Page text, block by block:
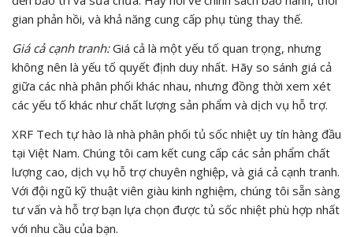
gian phản hồi, và khả năng cung cấp phụ tùng thay thế.
Giá cả cạnh tranh:Giá cả là một yếu tố quan trọng, nhưng
không nên là yếu tố quyết định duy nhất. Hãy so sánh giá cả
giữa các nhà phân phối khác nhau, nhưng đồng thời xem xét
các yếu tố khác như chất lượng sản phẩm và dịch vụ hỗ trợ.
XRF Tech tự hào là nhà phân phối tủ sốc nhiệt uy tín hàng đầu
tại Việt Nam. Chúng tôi cam kết cung cấp các sản phẩm chất
lượng cao, dịch vụ hỗ trợ chuyên nghiệp, và giá cả cạnh tranh.
Với đội ngũ kỹ thuật viên giàu kinh nghiệm, chúng tôi sẵn sàng
tư vấn và hỗ trợ bạn lựa chọn được tủ sốc nhiệt phù hợp nhất
với nhu cầu của bạn.